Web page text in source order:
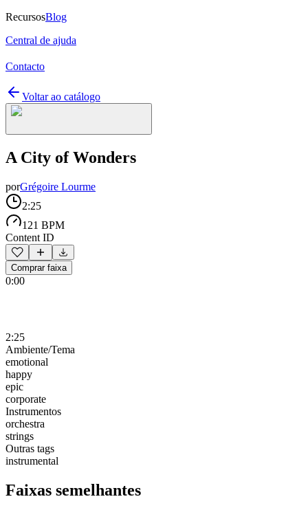
RecursosBlog
Central de ajuda
Contacto
Voltar ao catálogo
A City of Wonders
porGrégoire Lourme
2:25
121 BPM
Content ID
Comprar faixa
0:00
2:25
Ambiente/Tema
emotional
happy
epic
corporate
Instrumentos
orchestra
strings
Outras tags
instrumental
Faixas semelhantes